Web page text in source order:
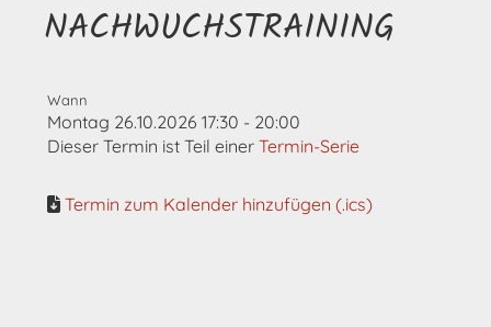
NACHWUCHSTRAINING
Wann
Montag 26.10.2026 17:30 - 20:00
Dieser Termin ist Teil einer Termin-Serie
Termin zum Kalender hinzufügen (.ics)